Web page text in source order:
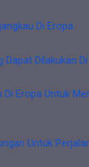
Di Eropa
Dapat Dilakukan
Eropa Untuk
Untuk